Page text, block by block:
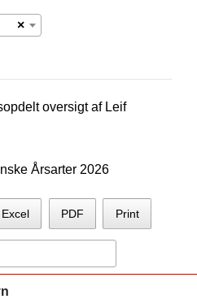
×
oversigt af Leif
Årsarter 2026
Excel PDF Print